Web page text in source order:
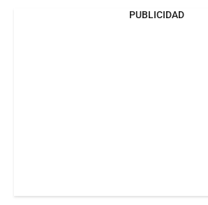
PUBLICIDAD